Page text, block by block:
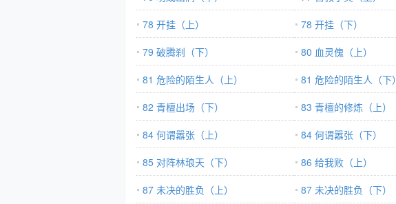
78 开挂（上）
78 开挂（下）
79 破腾刹（下）
80 血灵傀（上）
81 危险的陌生人（上）
81 危险的陌生人（下）
82 青檀出场（下）
83 青檀的修炼（上）
84 何谓嚣张（上）
84 何谓嚣张（下）
85 对阵林琅天（下）
86 给我败（上）
87 未决的胜负（上）
87 未决的胜负（下）